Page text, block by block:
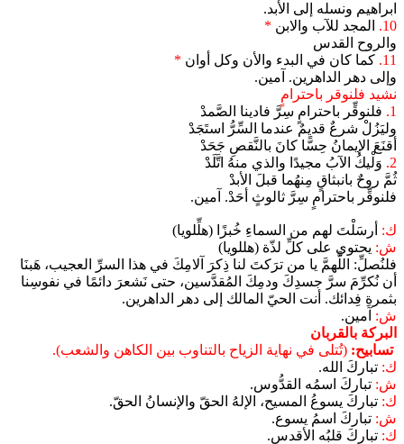
ابراهيم ونسله إلى الأبد.
10.
المجد للآب والابن *
والروح القدس
11. كما كان في البدء والأن وكل أوان *
وإلى دهر الداهرين. آمين.
نشيد فلنوقر باحترامٍ
1. فلنوقِّر باحترامٍ سِرَّ فادينا الصَّمدْ
وليَزُلْ شرعٌ قديمٌ عندما السِّرُّ استَجَدْ
أقنَعَ الإيمانُ حِسًّا كانَ بالنَّقصِ جَحَدْ
2. وَلْيكُ الآبُ مجيدًا والذي منهُ اتَّلَدْ
ثُمَّ روحٌ بانبثاقٍ مِنهُما قبلَ الأبدْ
فلنوقِّر باحترامٍ سِرَّ ثالوثٍ أحَدْ. آمين.
ك: أرسَلْتَ لهم من السماءِ خُبزًا (هلِّلويا)
ش: يحتوي على كلِّ لذّة (هللويا)
فلنُصلِّ: اللَّهمَّ يا من ترَكتَ لنا ذِكرَ آلامِكَ في هذا السرِّ العجيب، هَبنَا
أن نُكرِّمَ سرَّ جسدِكَ ودمِكَ المُقدَّسين، حتى نَشعرَ دائمًا في نفوسِنا
بثمرةِ فِدائك. أنت الحيّ المالك إلى دهر الداهرين.
ش: آمين.
البركة بالقربان
تسابيح: (تُتلى في نهاية الزياح بالتناوب بين الكاهن والشعب).
ك: تباركَ الله.
ش: تباركَ اسمُه القدُّوس.
ك: تباركَ يسوعُ المسيح، الإلهُ الحقّ والإنسانُ الحقّ.
ش: تباركَ اسمُ يسوع.
ك: تباركَ قلبُه الأقدس.